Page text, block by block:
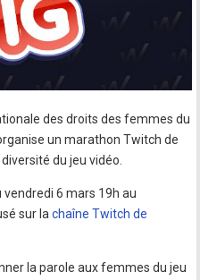
des droits des femmes du
un marathon Twitch de
du jeu vidéo.
6 mars 19h au
sur lachaîne Twitch de
la parole aux femmes du jeu